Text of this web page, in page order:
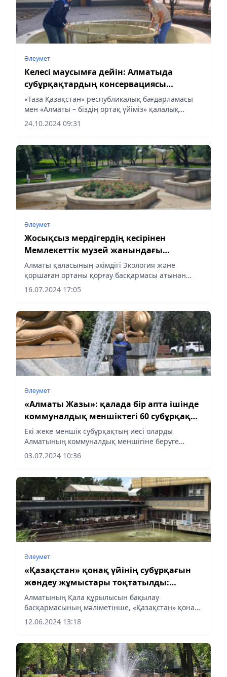
Әлеумет
Келесі маусымға дейін: Алматыда
субұрқақтардың консервациясы
аяқталды
«Таза Қазақстан» республикалық бағдарламасы
мен «Алматы – біздің ортақ үйіміз» қалалық
кампаниясы аясында қалада күзгі-қысқы кезеңге
дайындық жұмыстары жалғасуда, деп
24.10.2024 09:31
Әлеумет
Жосықсыз мердігердің кесірінен
Мемлекеттік музей жанындағы
субұрқақты реконструкциялау кешігуде
Алматы қаласының әкімдігі Экология және
қоршаған ортаны қорғау басқармасы атынан
Мемлекеттік музей жанындағы скверді
реконструкциялау жұмыстарын орындаған
16.07.2024 17:05
Әлеумет
«Алматы Жазы»: қалада бір апта ішінде
коммуналдық меншіктегі 60 субұрқақ
тазартылды
Екі жеке меншік субұрқақтың иесі оларды
Алматының коммуналдық меншігіне беруге
дайын, деп хабарлайды almaty-akshamy.kz
03.07.2024 10:36
Әлеумет
«Қазақстан» қонақ үйінің субұрқағын
жөндеу жұмыстары тоқтатылды:
меншік иесі жауапкершілікке
тартылады
Алматының Қала құрылысын бақылау
басқармасының мәліметінше, «Қазақстан» қонақ
үйінің жанындағы субұрқақты қайта жаңарту
бойынша құрылыс-монтаж жұмыстары рұқсатсыз
12.06.2024 13:18